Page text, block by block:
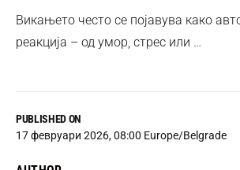
PUBLISHED ON
17 февруари 2026, 08:00 Europe/Belgrade
Викањето често се појавува како
реакција – од умор, стрес или …